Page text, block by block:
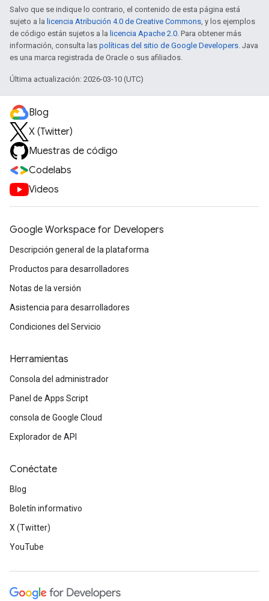
Salvo que se indique lo contrario, el contenido de esta página está
sujeto a la licencia Atribución 4.0 de Creative Commons, y los ejemplos
de código están sujetos a la licencia Apache 2.0. Para obtener más
información, consulta las políticas del sitio de Google Developers. Java
es una marca registrada de Oracle o sus afiliados.
Última actualización: 2026-03-10 (UTC)
Blog
X (Twitter)
Muestras de código
Codelabs
Videos
Google Workspace for Developers
Descripción general de la plataforma
Productos para desarrolladores
Notas de la versión
Asistencia para desarrolladores
Condiciones del Servicio
Herramientas
Consola del administrador
Panel de Apps Script
consola de Google Cloud
Explorador de API
Conéctate
Blog
Boletín informativo
X (Twitter)
YouTube